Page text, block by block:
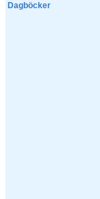
Dagböcker